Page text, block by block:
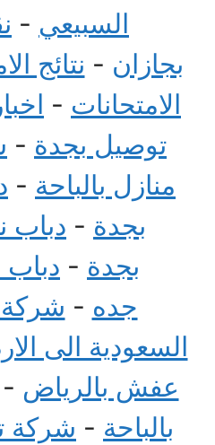
السبيعي -
بجازان - نتائج
الامتحانات -
توصيل بجدة -
منازل بالباحة -
بجدة - دباب
بجدة -
جده -
السعودية الى
عفش بالرياض -
بالباحة - شركة